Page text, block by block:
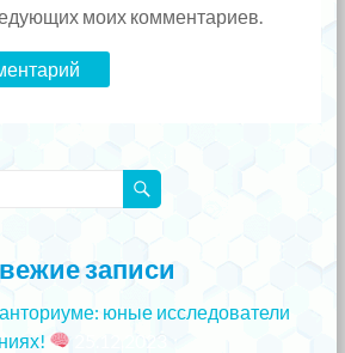
моих комментариев.
записи
юные исследователи